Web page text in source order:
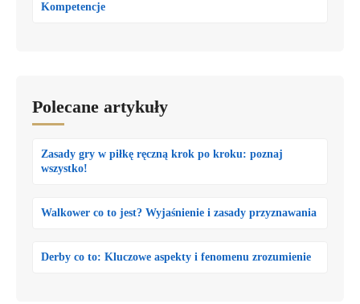
Kompetencje
Polecane artykuły
Zasady gry w piłkę ręczną krok po kroku: poznaj
wszystko!
Walkower co to jest? Wyjaśnienie i zasady przyznawania
Derby co to: Kluczowe aspekty i fenomenu zrozumienie